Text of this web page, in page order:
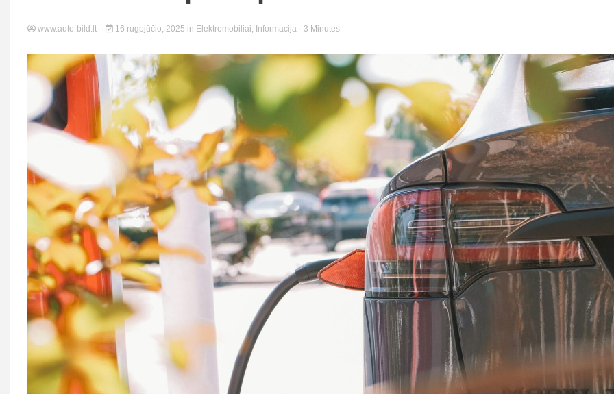
www.auto-bild.lt 16 rugpjūčio, 2025 in Elektromobiliai, Informacija - 3 Minutes